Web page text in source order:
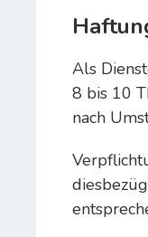
Als
8 bis 10
nach